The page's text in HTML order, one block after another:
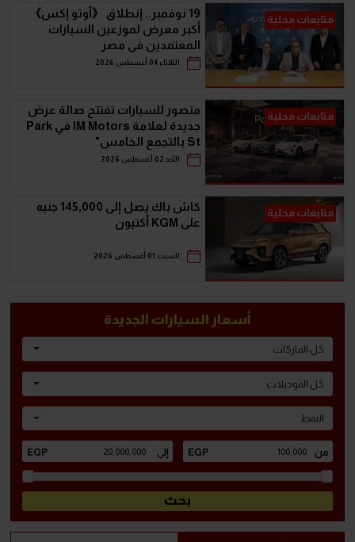
متابعات محلية
19 نوفمبر.. إنطلاق 《أوتو إكس》
أكبر معرض لموزعين السيارات
المعتمدين في مصر
الثلاثاء 04 أغسطس 2026
متابعات محلية
منصور للسيارات تفتتح صالة عرض
جديدة لعلامة IM Motors في Park
St بالتجمع الخامس"
الأحد 02 أغسطس 2026
متابعات محلية
كاش باك يصل إلى 145,000 جنيه
على KGM أكتيون
السبت 01 أغسطس 2026
أسعار السيارات الجديدة
كل الماركات
كل الموديلات
النمط